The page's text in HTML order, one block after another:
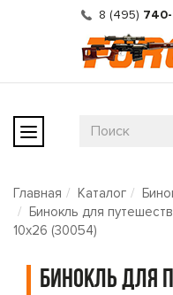
8 (495)
Главная Каталог
Бинокль для
10x26 (30054)
Бинокль для